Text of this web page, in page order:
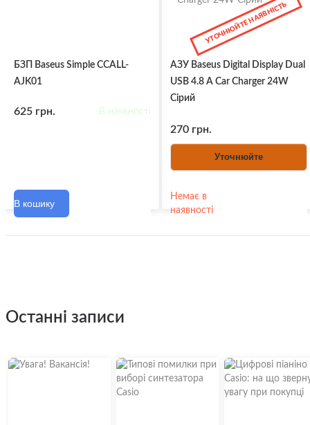
БЗП Baseus Simple CCALL-
AJK01
625 грн. В наявності
В кошику
УТОЧНЮЙТЕ НАЯВНІСТЬ
АЗУ Baseus Digital Display Dual
USB 4.8 A Car Charger 24W
Сірий
270 грн.
Уточнюйте
Немає в
наявності
останні записи